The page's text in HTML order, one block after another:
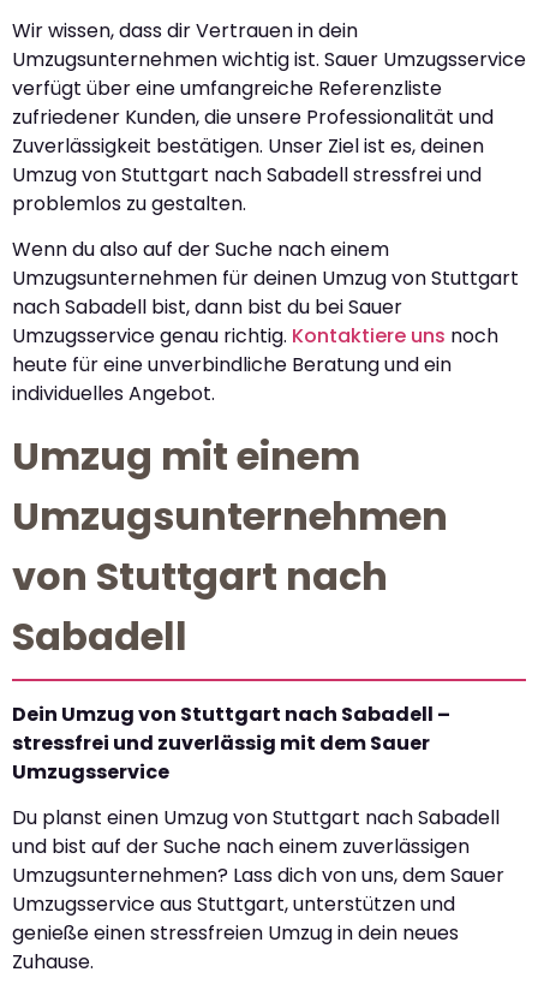
Wir wissen, dass dir Vertrauen in dein
Umzugsunternehmen wichtig ist. Sauer Umzugsservice
verfügt über eine umfangreiche Referenzliste
zufriedener Kunden, die unsere Professionalität und
Zuverlässigkeit bestätigen. Unser Ziel ist es, deinen
Umzug von Stuttgart nach Sabadell stressfrei und
problemlos zu gestalten.
Wenn du also auf der Suche nach einem
Umzugsunternehmen für deinen Umzug von Stuttgart
nach Sabadell bist, dann bist du bei Sauer
Umzugsservice genau richtig. Kontaktiere uns noch
heute für eine unverbindliche Beratung und ein
individuelles Angebot.
Umzug mit einem
Umzugsunternehmen
von Stuttgart nach
Sabadell
Dein Umzug von Stuttgart nach Sabadell –
stressfrei und zuverlässig mit dem Sauer
Umzugsservice
Du planst einen Umzug von Stuttgart nach Sabadell
und bist auf der Suche nach einem zuverlässigen
Umzugsunternehmen? Lass dich von uns, dem Sauer
Umzugsservice aus Stuttgart, unterstützen und
genieße einen stressfreien Umzug in dein neues
Zuhause.